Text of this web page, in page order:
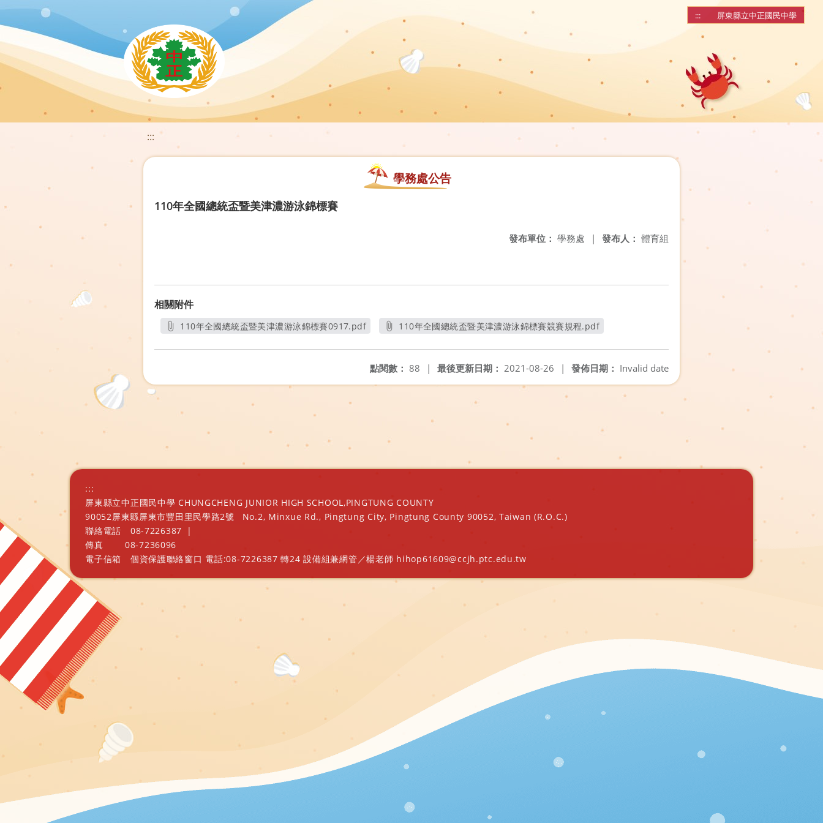
::: 屏東縣立中正國民中學
:::
學務處公告
110年全國總統盃暨美津濃游泳錦標賽
發布人： 體育組
發布單位： 學務處 |
相關附件
110年全國總統盃暨美津濃游泳錦標賽0917.pdf
110年全國總統盃暨美津濃游泳錦標賽競賽規程.pdf
發佈日期： Invalid date
最後更新日期： 2021-08-26 |
點閱數： 88 |
:::
屏東縣立中正國民中學 CHUNGCHENG JUNIOR HIGH SCHOOL,PINGTUNG COUNTY
90052屏東縣屏東市豐田里民學路2號
No.2, Minxue Rd., Pingtung City, Pingtung County 90052, Taiwan (R.O.C.)
聯絡電話
08-7226387
|
傳真
08-7236096
電子信箱
個資保護聯絡窗口 電話:08-7226387 轉24 設備組兼網管／楊老師 hihop61609@ccjh.ptc.edu.tw